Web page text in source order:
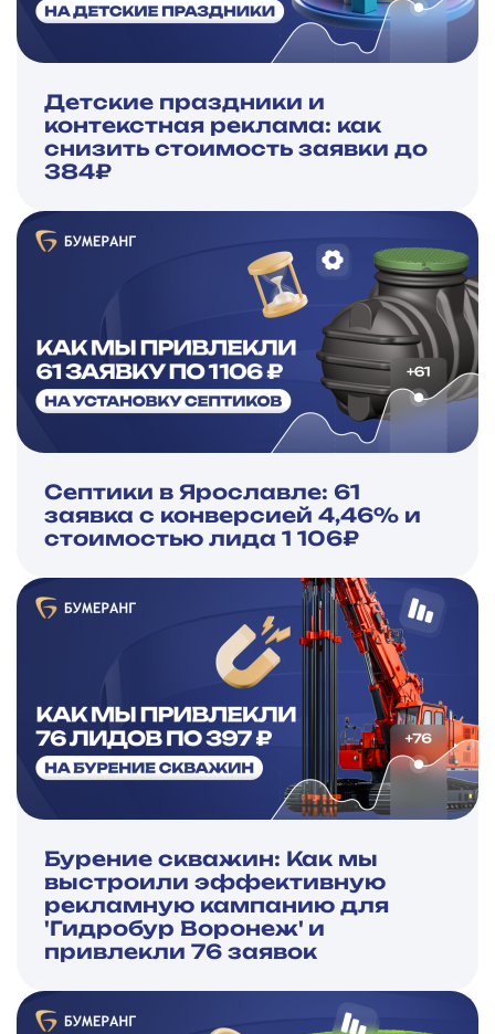
Детские праздники и
контекстная реклама: как
снизить стоимость заявки до
384₽
Септики в Ярославле: 61
заявка с конверсией 4,46% и
стоимостью лида 1 106₽
Бурение скважин: Как мы
выстроили эффективную
рекламную кампанию для
'Гидробур Воронеж' и
привлекли 76 заявок